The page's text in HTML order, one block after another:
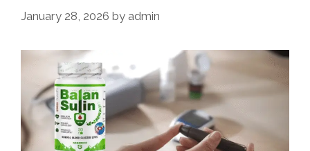
January 28, 2026 by admin